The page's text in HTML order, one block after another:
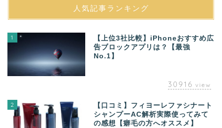
人気記事ランキング
1
【上位3社比較】iPhoneおすすめ広
告ブロックアプリは？【最強
No.1】
30916 view
2
【口コミ】フィヨーレファシナート
シャンプーAC解析実際使ってみて
の感想【癖毛の方へオススメ】